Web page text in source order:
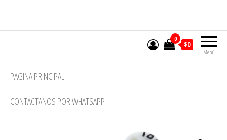
contenido
Menú
0
$0
PAGINA PRINCIPAL
CONTACTANOS POR WHATSAPP